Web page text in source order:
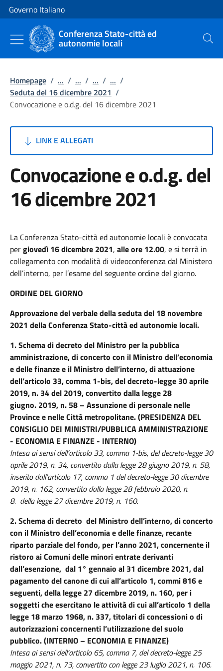
Vai al contenuto
Vai alla navigazione del sito
Governo Italiano
Conferenza Stato-città ed
autonomie locali Cerca
Homepage / ... / ... / ... / ... /
Seduta del 16 dicembre 2021 /
Convocazione e o.d.g. del 16 dicembre 2021
LINK E ALLEGATI
Convocazione e o.d.g. del
16 dicembre 2021
La Conferenza Stato-città ed autonomie locali è convocata
pergiovedì 16 dicembre 2021, alle ore 12.00, e si terrà in
collegamento con modalità di videoconferenza dal Ministero
dell’interno, per l’esame del seguente ordine del giorno.
ORDINE DEL GIORNO
Approvazione del verbale della seduta del 18 novembre
2021 della Conferenza Stato-città ed autonomie locali.
1.Schema di decreto del Ministro per la pubblica
amministrazione, di concerto con il Ministro dell’economia
e delle finanze e il Ministro dell’interno, di attuazione
dell’articolo 33, comma 1-bis, del decreto-legge 30 aprile
2019, n. 34 del 2019, convertito dalla legge 28
giugno. 2019, n. 58 – Assunzione di personale nelle
Province e nelle Città metropolitane. (PRESIDENZA DEL
CONSIGLIO DEI MINISTRI/PUBBLICA AMMINISTRAZIONE
- ECONOMIA E FINANZE - INTERNO)
Intesa ai sensi dell’articolo 33, comma 1-bis, del decreto-legge 30
aprile 2019, n. 34, convertito dalla legge 28 giugno 2019, n. 58,
inserito dall’articolo 17, comma 1 del decreto-legge 30 dicembre
2019, n. 162, convertito dalla legge 28 febbraio 2020, n.
8. della legge 27 dicembre 2019, n. 160.
2.Schema di decreto del Ministro dell’interno, di concerto
con il Ministro dell’economia e delle finanze, recante
riparto parziale del fondo, per l’anno 2021, concernente il
ristoro ai Comuni delle minori entrate derivanti
dall’esenzione, dal 1° gennaio al 31 dicembre 2021, dal
pagamento del canone di cui all’articolo 1, commi 816 e
seguenti, della legge 27 dicembre 2019, n. 160, per i
soggetti che esercitano le attività di cui all’articolo 1 della
legge 18 marzo 1968, n. 337, titolari di concessioni o di
autorizzazioni concernenti l’utilizzazione del suolo
pubblico. (INTERNO – ECONOMIA E FINANZE)
Intesa ai sensi dell’articolo 65, comma 7, del decreto-legge 25
maggio 2021, n. 73, convertito con legge 23 luglio 2021, n. 106.